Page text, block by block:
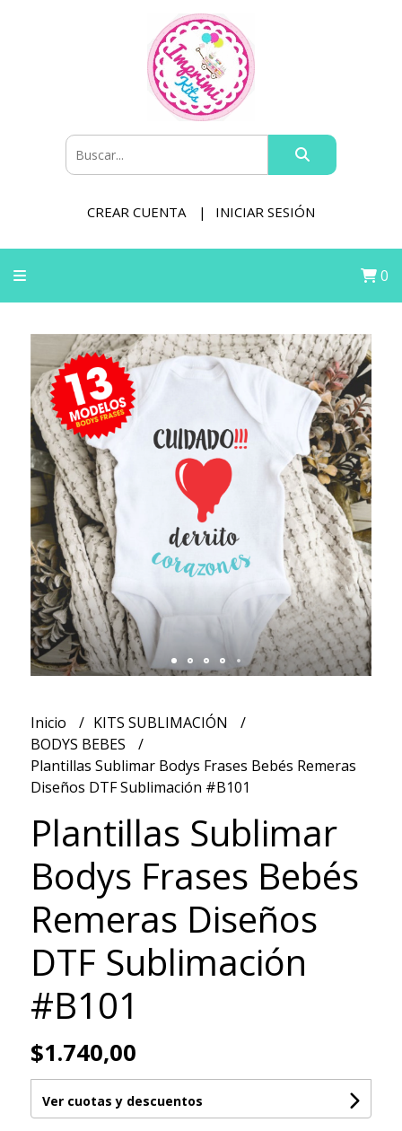
CREAR CUENTA INICIAR SESIÓN
0
Inicio
KITS SUBLIMACIÓN
BODYS BEBES
Plantillas Sublimar Bodys Frases Bebés Remeras
Diseños DTF Sublimación #B101
Plantillas Sublimar
Bodys Frases Bebés
Remeras Diseños
DTF Sublimación
#B101
$1.740,00
Ver cuotas y descuentos